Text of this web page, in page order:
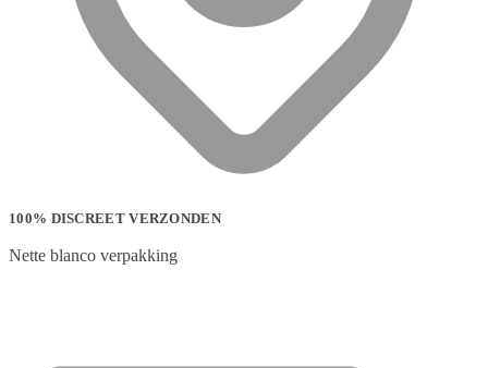
100% DISCREET VERZONDEN
Nette blanco verpakking